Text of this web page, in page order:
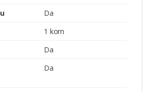
Da
1 kom
Da
Da